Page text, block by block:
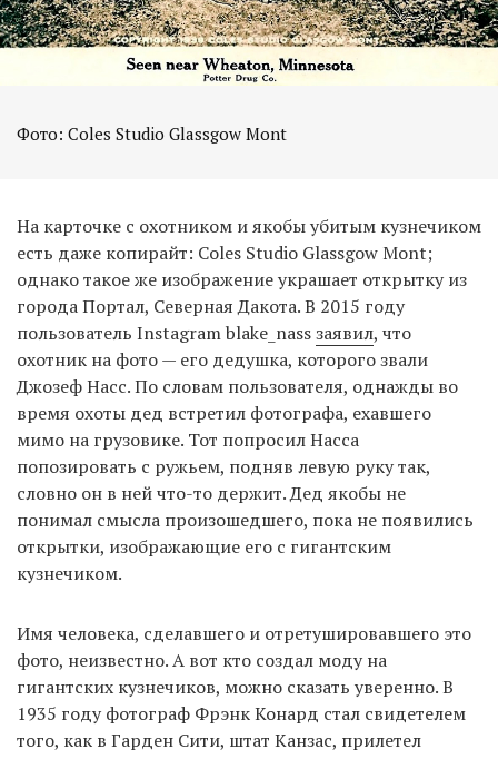
Фото: Coles Studio Glassgow Mont
На карточке с охотником и якобы убитым кузнечиком
есть даже копирайт: Coles Studio Glassgow Mont;
однако такое же изображение украшает открытку из
города Портал, Северная Дакота. В 2015 году
пользователь Instagram blake_nassзаявил, что
охотник на фото — его дедушка, которого звали
Джозеф Насс. По словам пользователя, однажды во
время охоты дед встретил фотографа, ехавшего
мимо на грузовике. Тот попросил Насса
попозировать с ружьем, подняв левую руку так,
словно он в ней что-то держит. Дед якобы не
понимал смысла произошедшего, пока не появились
открытки, изображающие его с гигантским
кузнечиком.
Имя человека, сделавшего и отретушировавшего это
фото, неизвестно. А вот кто создал моду на
гигантских кузнечиков, можно сказать уверенно. В
1935 году фотограф Фрэнк Конард стал свидетелем
того, как в Гарден Сити, штат Канзас, прилетел